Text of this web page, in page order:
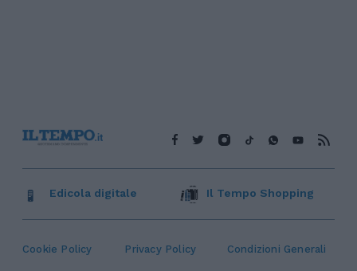
Cookie Policy Privacy Policy Condizioni Generali
Edicola digitale Il Tempo Shopping